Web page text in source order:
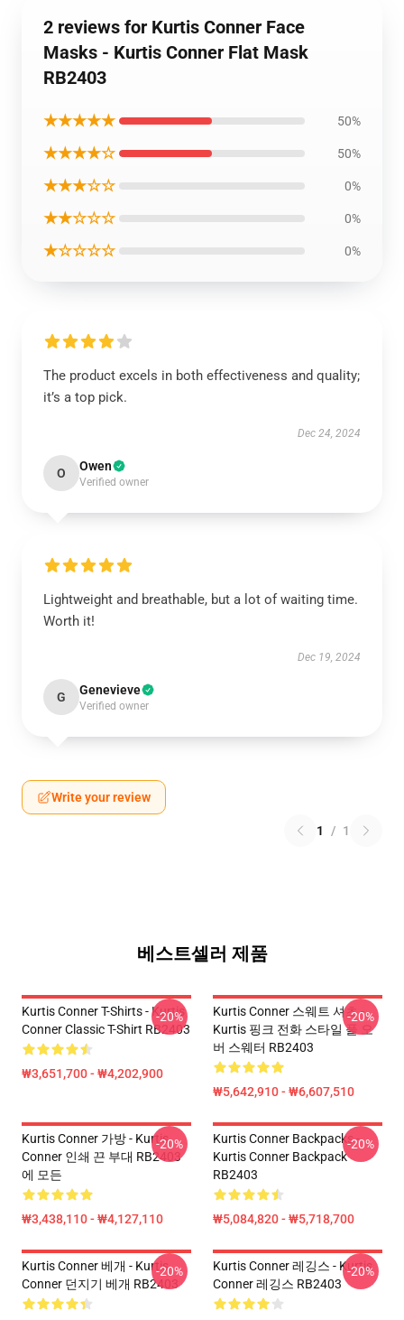
2 reviews for Kurtis Conner Face
Masks - Kurtis Conner Flat Mask
RB2403
★★★★★ 50%
★★★★☆ 50%
★★★☆☆ 0%
★★☆☆☆ 0%
★☆☆☆☆ 0%
The product excels in both effectiveness and quality;
it’s a top pick.
Dec 24, 2024
O Owen
Verified owner
Lightweight and breathable, but a lot of waiting time.
Worth it!
Dec 19, 2024
G Genevieve
Verified owner
Write your review
1 / 1
베스트셀러 제품
Kurtis Conner T-Shirts - Kurtis
Conner Classic T-Shirt RB2403
₩3,651,700 - ₩4,202,900
-20%
Kurtis Conner 스웨트 셔츠 -
Kurtis 핑크 전화 스타일 풀 오
버 스웨터 RB2403
₩5,642,910 - ₩6,607,510
-20%
Kurtis Conner 가방 - Kurtis
Conner 인쇄 끈 부대 RB2403
에 모든
₩3,438,110 - ₩4,127,110
-20%
Kurtis Conner Backpacks -
Kurtis Conner Backpack
RB2403
₩5,084,820 - ₩5,718,700
-20%
Kurtis Conner 베개 - Kurtis
Conner 던지기 베개 RB2403
-20%
Kurtis Conner 레깅스 - Kurtis
Conner 레깅스 RB2403
-20%